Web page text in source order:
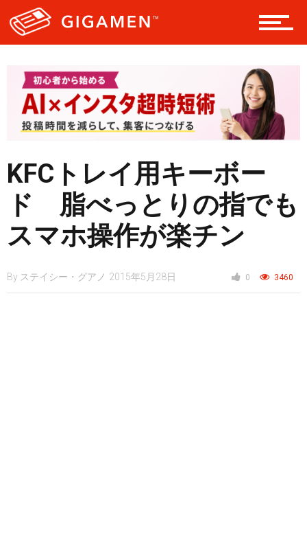
ヘルス・健康
スタイル
スマートフォン
ニュース
KFCトレイ用キーボー
ド 脂べっとりの指でも
スマホ操作が楽チン
By ステイシー・グアノ 2015年5月28日 0 3460